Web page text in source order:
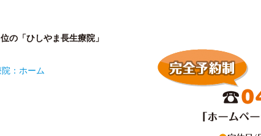
の「ひしやま長生療院」